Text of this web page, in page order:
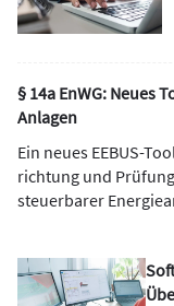
§ 14a EnWG: Neues
Anlagen
Ein neues EEBUS-
rich­tung und
steuer­barer